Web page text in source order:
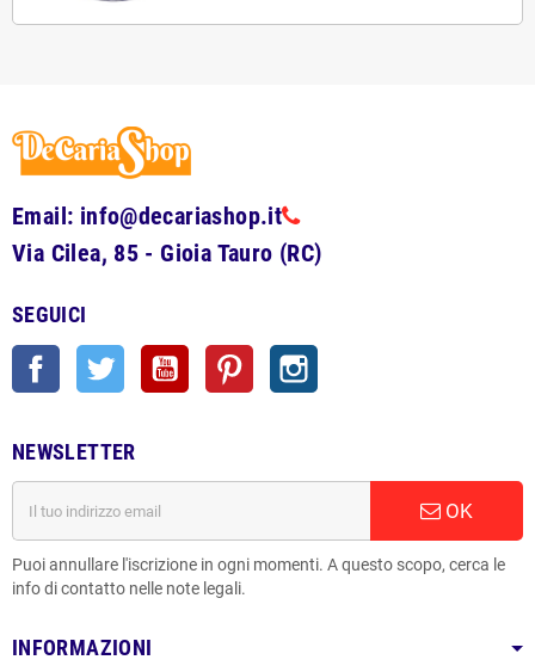
Email: info@decariashop.it
Via Cilea, 85 - Gioia Tauro (RC)
SEGUICI
Facebook Twitter YouTube Pinterest
NEWSLETTER
OK
Puoi annullare l'iscrizione in ogni momenti. A questo scopo, cerca le
info di contatto nelle note legali.
INFORMAZIONI